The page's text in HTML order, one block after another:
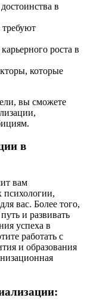
в
роста в
которые
вы сможете
в
вам
психологии,
вас. Более того,
и развивать
успеха в
работать с
и образования